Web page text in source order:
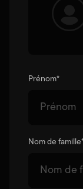
Prénom*
Nom de famille